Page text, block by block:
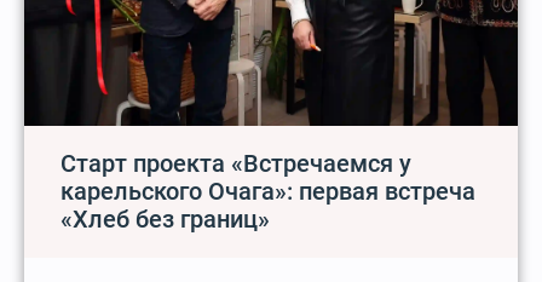
Старт проекта «Встречаемся у
карельского Очага»: первая встреча
«Хлеб без границ»